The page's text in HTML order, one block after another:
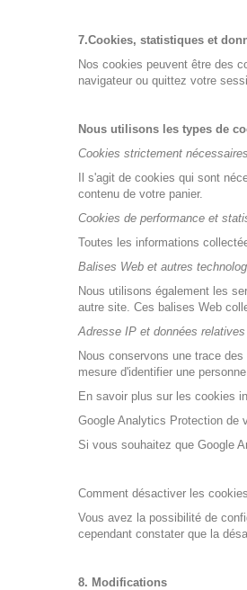
7.Cookies, statistiques et
Nos cookies peuvent être des
navigateur ou quittez votre
Nous utilisons les types de
Cookies strictement
Il s'agit de cookies qui sont
contenu de votre panier.
Cookies de performance et
Toutes les informations
Balises Web et autres
Nous utilisons également les
autre site. Ces balises Web
Adresse IP et données
Nous conservons une trace
mesure d'identifier une
En savoir plus sur les cookies
Google Analytics Protection de
Si vous souhaitez que Google
Comment désactiver les
Vous avez la possibilité de
cependant constater que la
8. Modifications